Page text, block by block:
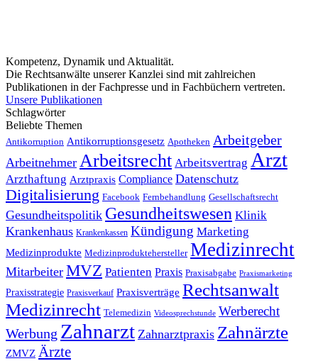
Kompetenz, Dynamik und Aktualität.
Die Rechtsanwälte unserer Kanzlei sind mit zahlreichen
Publikationen in der Fachpresse und in Fachbüchern vertreten.
Unsere Publikationen
Schlagwörter
Beliebte Themen
Antikorruption Antikorruptionsgesetz Apotheken Arbeitgeber
Arbeitnehmer Arbeitsrecht Arbeitsvertrag Arzt
Arzthaftung Arztpraxis Compliance Datenschutz
Digitalisierung Facebook Fernbehandlung Gesellschaftsrecht
Gesundheitspolitik Gesundheitswesen Klinik
Krankenhaus Krankenkassen Kündigung Marketing
Medizinprodukte Medizinproduktehersteller Medizinrecht
Mitarbeiter MVZ Patienten Praxis Praxisabgabe Praxismarketing
Praxisstrategie Praxisverkauf Praxisverträge Rechtsanwalt
Medizinrecht Telemedizin Videosprechstunde Werberecht
Werbung Zahnarzt Zahnarztpraxis Zahnärzte
ZMVZ Ärzte